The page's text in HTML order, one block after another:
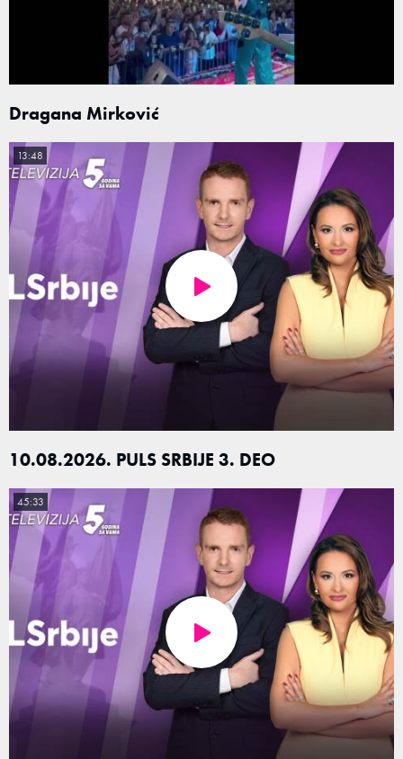
Dragana Mirković
10.08.2026. PULS SRBIJE 3. DEO
13:48
45:33